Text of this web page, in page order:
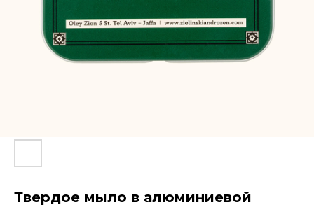
Твердое мыло в алюминиевой